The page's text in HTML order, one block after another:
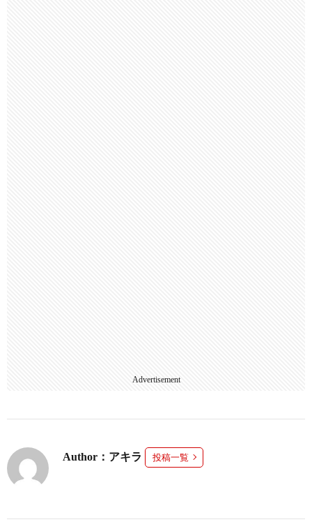
Advertisement
Author：アキラ 投稿一覧